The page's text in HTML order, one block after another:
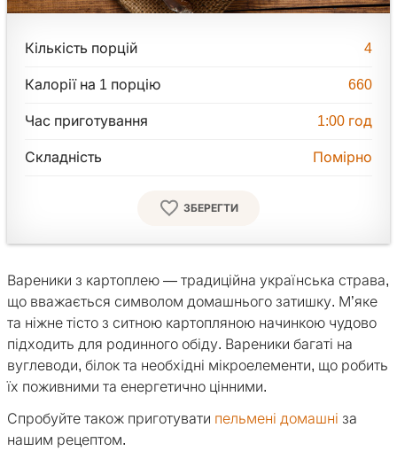
Кількість порцій 4
Калорії на 1 порцію 660
Час приготування 1:00 год
Складність Помірно
ЗБЕРЕГТИ
Вареники з картоплею — традиційна українська страва,
що вважається символом домашнього затишку. М’яке
та ніжне тісто з ситною картопляною начинкою чудово
підходить для родинного обіду. Вареники багаті на
вуглеводи, білок та необхідні мікроелементи, що робить
їх поживними та енергетично цінними.
Спробуйте також приготувати пельмені домашні за
нашим рецептом.